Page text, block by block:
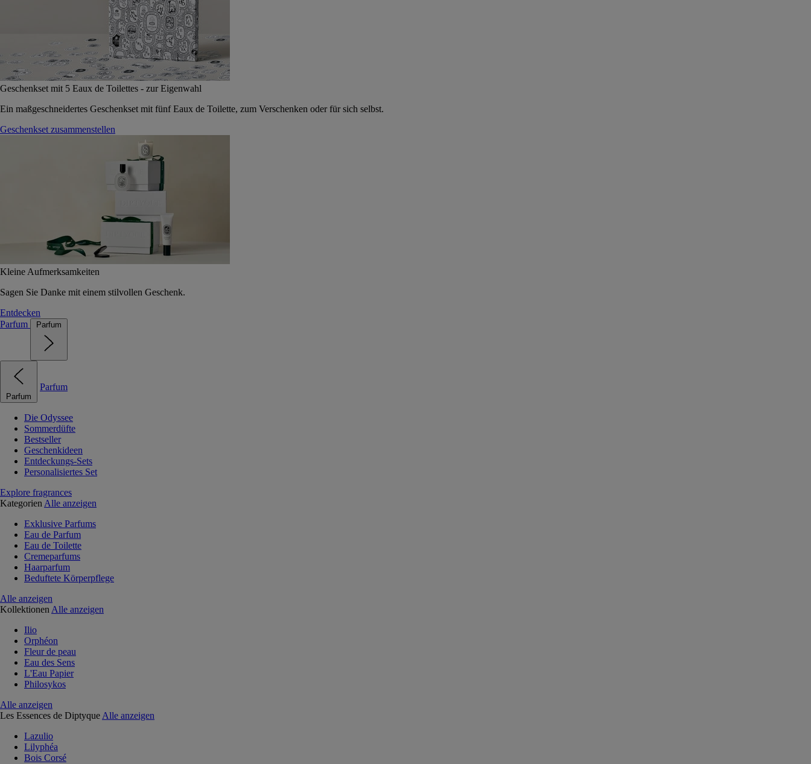
Geschenkset mit 5 Eaux de Toilettes - zur Eigenwahl
Ein maßgeschneidertes Geschenkset mit fünf Eaux de Toilette, zum Verschenken oder für sich selbst.
Geschenkset zusammenstellen
Kleine Aufmerksamkeiten
Sagen Sie Danke mit einem stilvollen Geschenk.
Entdecken
Parfum
Parfum
Parfum
Parfum
Die Odyssee
Sommerdüfte
Bestseller
Geschenkideen
Entdeckungs-Sets
Personalisiertes Set
Explore fragrances
Kategorien Alle anzeigen
Exklusive Parfums
Eau de Parfum
Eau de Toilette
Cremeparfums
Haarparfum
Beduftete Körperpflege
Alle anzeigen
Kollektionen Alle anzeigen
Ilio
Orphéon
Fleur de peau
Eau des Sens
L'Eau Papier
Philosykos
Alle anzeigen
Les Essences de Diptyque Alle anzeigen
Lazulio
Lilyphéa
Bois Corsé